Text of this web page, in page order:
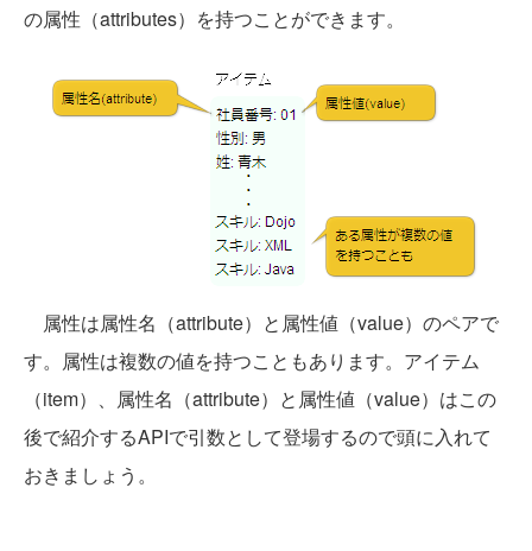
の属性（attributes）を持つことができます。
属性は属性名（attribute）と属性値（value）のペアで
す。属性は複数の値を持つこともあります。アイテム
（item）、属性名（attribute）と属性値（value）はこの
後で紹介するAPIで引数として登場するので頭に入れて
おきましょう。